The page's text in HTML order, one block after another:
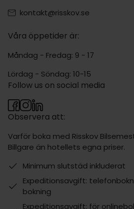
kontakt@risskov.se
Våra öppetider är:
Måndag - Fredag: 9 - 17
Lördag - Söndag: 10-15
Observera att:
Varför boka med Risskov
Billgare än hotellets egna priser.
Minimum slutstäd inkluderat
Expeditionsavgift:
bokning
Expeditionsavgift: för
Follow us on social media